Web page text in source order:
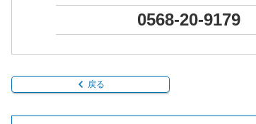
0568-20-9179
戻る